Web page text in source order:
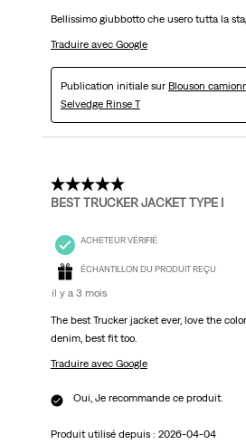
Bellissimo giubbotto che usero tutta la
Traduire avec Google
Publication initiale sur Blouson
Selvedge Rinse T
5 étoile(s) sur 5.
BEST TRUCKER JACKET TYPE I
ACHETEUR VÉRIFIÉ
ÉCHANTILLON DU PRODUIT REÇU
il y a 3 mois
The best Trucker jacket ever, love the
denim, best fit too.
Traduire avec Google
Oui, Je recommande ce produit.
Produit utilisé depuis : 2026-04-04